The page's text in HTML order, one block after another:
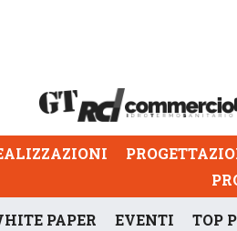
PAPER EVENTI TOP